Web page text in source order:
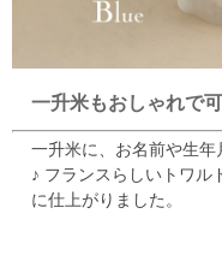
一升米もおしゃれで
一升米に、お名前や生
♪ フランスらしいトワル
に仕上がりました。